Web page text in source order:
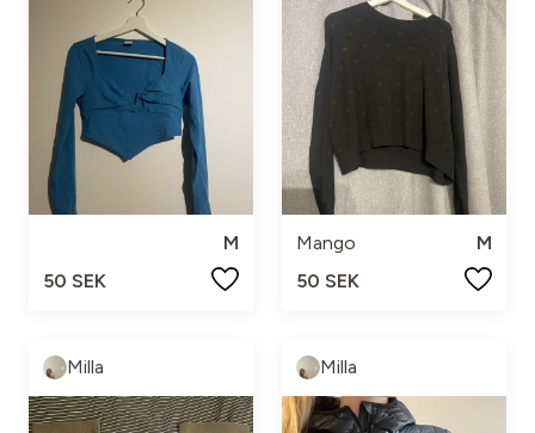
M
50 SEK
Mango
M
50 SEK
Milla Milla